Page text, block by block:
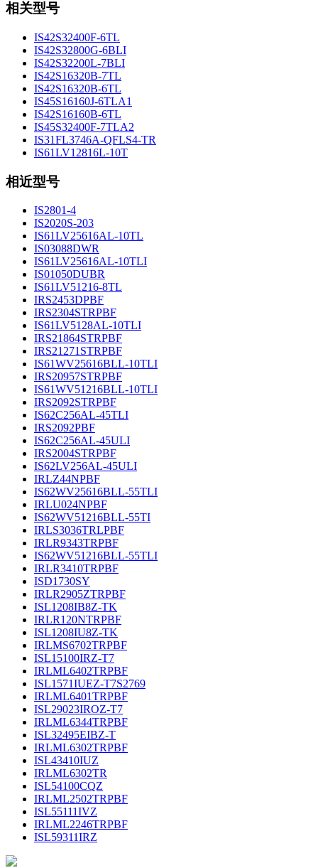
相关型号
IS42S32400F-6TL
IS42S32800G-6BLI
IS42S32200L-7BLI
IS42S16320B-7TL
IS42S16320B-6TL
IS45S16160J-6TLA1
IS42S16160B-6TL
IS45S32400F-7TLA2
IS31FL3746A-QFLS4-TR
IS61LV12816L-10T
相近型号
IS2801-4
IS2020S-203
IS61LV25616AL-10TL
IS03088DWR
IS61LV25616AL-10TLI
IS01050DUBR
IS61LV51216-8TL
IRS2453DPBF
IRS2304STRPBF
IS61LV5128AL-10TLI
IRS21864STRPBF
IRS21271STRPBF
IS61WV25616BLL-10TLI
IRS20957STRPBF
IS61WV51216BLL-10TLI
IRS2092STRPBF
IS62C256AL-45TLI
IRS2092PBF
IS62C256AL-45ULI
IRS2004STRPBF
IS62LV256AL-45ULI
IRLZ44NPBF
IS62WV25616BLL-55TLI
IRLU024NPBF
IS62WV51216BLL-55TI
IRLS3036TRLPBF
IRLR9343TRPBF
IS62WV51216BLL-55TLI
IRLR3410TRPBF
ISD1730SY
IRLR2905ZTRPBF
ISL1208IB8Z-TK
IRLR120NTRPBF
ISL1208IU8Z-TK
IRLMS6702TRPBF
ISL15100IRZ-T7
IRLML6402TRPBF
ISL1571IUEZ-T7S2769
IRLML6401TRPBF
ISL29023IROZ-T7
IRLML6344TRPBF
ISL32495EIBZ-T
IRLML6302TRPBF
ISL43410IUZ
IRLML6302TR
ISL54100CQZ
IRLML2502TRPBF
ISL55111IVZ
IRLML2246TRPBF
ISL59311IRZ